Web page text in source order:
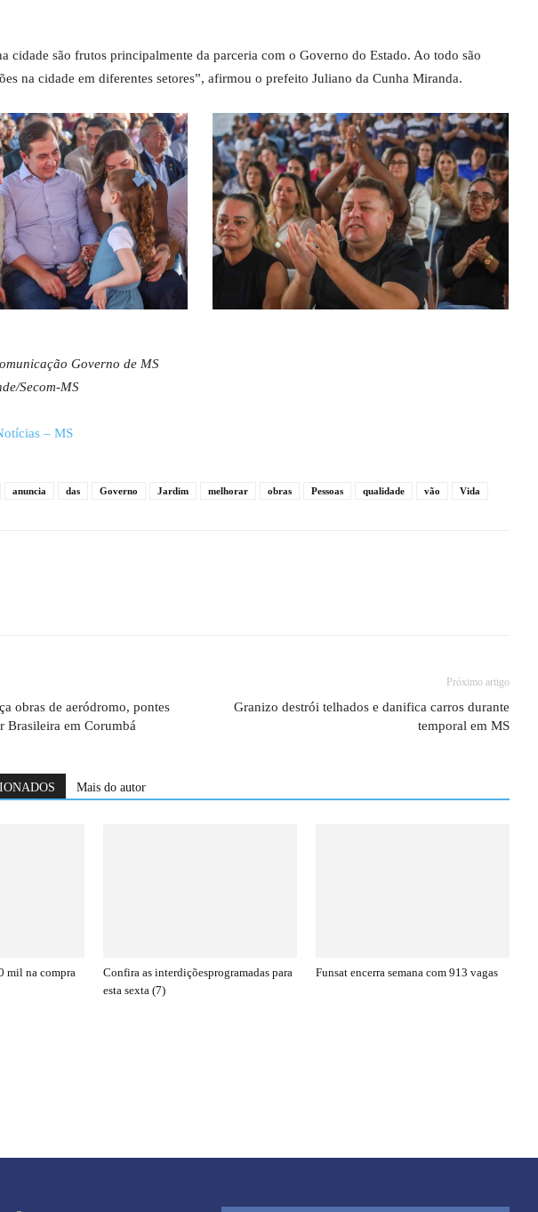
cidade são frutos principalmente da parceria com o Governo do Estado. Ao todo são
na cidade em diferentes setores”, afirmou o prefeito Juliano da Cunha Miranda.
Governo de MS
Secom-MS
– MS
anuncia das Governo Jardim melhorar obras Pessoas qualidade vão Vida
obras de aeródromo, pontes
Brasileira em Corumbá
Próximo artigo
Granizo destrói telhados e danifica carros durante
temporal em MS
Mais do autor
mil na compra
Confira as interdiçõesprogramadas para
esta sexta (7)
Funsat encerra semana com 913 vagas